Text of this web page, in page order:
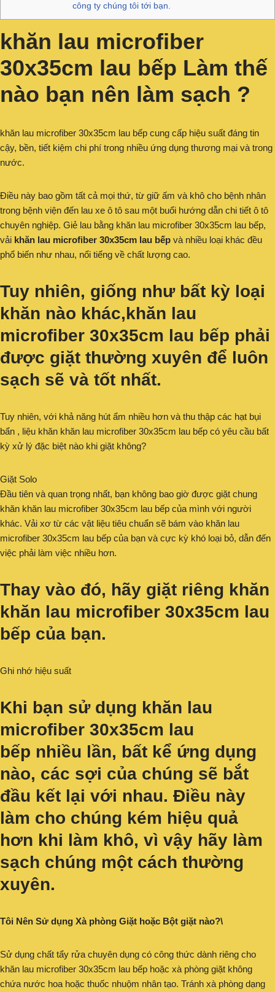
công ty chúng tôi tới bạn.
khăn lau microfiber
30x35cm lau bếp Làm thế
nào bạn nên làm sạch ?
khăn lau microfiber 30x35cm lau bếp cung cấp hiệu suất đáng tin
cậy, bền, tiết kiệm chi phí trong nhiều ứng dụng thương mại và trong
nước.
Điều này bao gồm tất cả mọi thứ, từ giữ ấm và khô cho bệnh nhân
trong bệnh viện đến lau xe ô tô sau một buổi hướng dẫn chi tiết ô tô
chuyên nghiệp. Giẻ lau bằng khăn lau microfiber 30x35cm lau bếp,
vải khăn lau microfiber 30x35cm lau bếp và nhiều loại khác đều
phổ biến như nhau, nổi tiếng về chất lượng cao.
Tuy nhiên, giống như bất kỳ loại
khăn nào khác,khăn lau
microfiber 30x35cm lau bếp phải
được giặt thường xuyên để luôn
sạch sẽ và tốt nhất.
Tuy nhiên, với khả năng hút ẩm nhiều hơn và thu thập các hạt bụi
bẩn , liệu khăn khăn lau microfiber 30x35cm lau bếp có yêu cầu bất
kỳ xử lý đặc biệt nào khi giặt không?
Giặt Solo
Đầu tiên và quan trọng nhất, bạn không bao giờ được giặt chung
khăn khăn lau microfiber 30x35cm lau bếp của mình với người
khác. Vải xơ từ các vật liệu tiêu chuẩn sẽ bám vào khăn lau
microfiber 30x35cm lau bếp của bạn và cực kỳ khó loại bỏ, dẫn đến
việc phải làm việc nhiều hơn.
Thay vào đó, hãy giặt riêng khăn
khăn lau microfiber 30x35cm lau
bếp của bạn.
Ghi nhớ hiệu suất
Khi bạn sử dụng khăn lau
microfiber 30x35cm lau
bếp nhiều lần, bất kể ứng dụng
nào, các sợi của chúng sẽ bắt
đầu kết lại với nhau. Điều này
làm cho chúng kém hiệu quả
hơn khi làm khô, vì vậy hãy làm
sạch chúng một cách thường
xuyên.
Tôi Nên Sử dụng Xà phòng Giặt hoặc Bột giặt nào?\
Sử dụng chất tẩy rửa chuyên dụng có công thức dành riêng cho
khăn lau microfiber 30x35cm lau bếp hoặc xà phòng giặt không
chứa nước hoa hoặc thuốc nhuộm nhân tạo. Tránh xà phòng dạng